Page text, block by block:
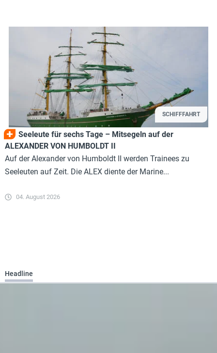
SCHIFFFAHRT
Seeleute für sechs Tage – Mitsegeln auf der
ALEXANDER VON HUMBOLDT II
Auf der Alexander von Humboldt II werden Trainees zu
Seeleuten auf Zeit. Die ALEX diente der Marine...
04. August 2026
Headline